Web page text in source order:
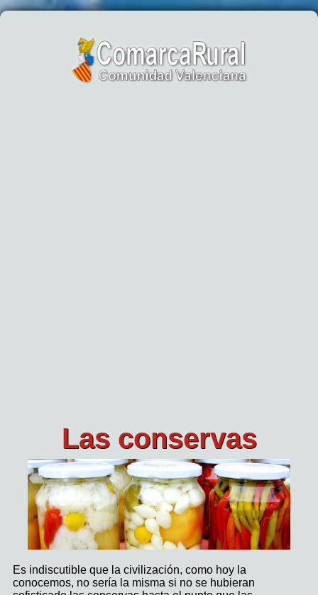
Las conservas
Es indiscutible que la civilización, como hoy la
conocemos, no sería la misma si no se hubieran